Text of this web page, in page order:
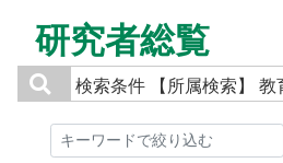
研究者総覧
検索条件 【所属検索】